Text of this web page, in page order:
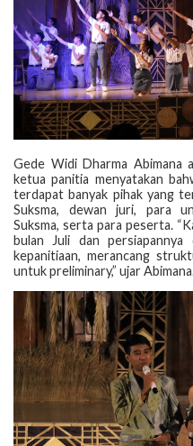
Gede Widi Dharma Abimana
ketua panitia menyatakan
terdapat banyak pihak yang
Suksma, dewan juri, para
Suksma, serta para peserta.
bulan Juli dan
kepanitiaan, merancang
untuk preliminary,” ujar